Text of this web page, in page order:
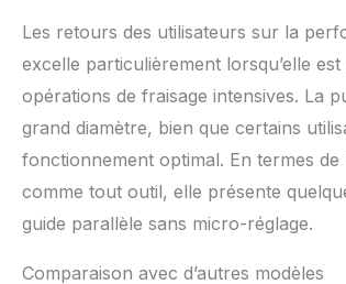
Les retours des utilisateurs sur la
excelle particulièrement lorsqu’elle
opérations de fraisage intensives. La
grand diamètre, bien que certains
fonctionnement optimal. En termes
comme tout outil, elle présente
guide parallèle sans micro-réglage.
Comparaison avec d’autres modèles